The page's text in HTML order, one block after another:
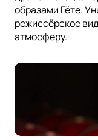
образами Гёте.
режиссёрское
атмосферу.